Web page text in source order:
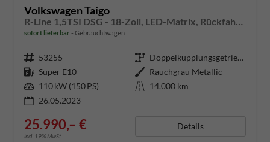
Volkswagen Taigo
R-Line 1,5TSI DSG - 18-Zoll, LED-Matrix, Rückfahrkamera, Ready2Discover
sofort lieferbar Gebrauchtwagen
Fahrzeugnummer 53255 Getriebe
Doppelkupplungsgetriebe (DSG)
Kraftstoff Super E10 Außenfarbe Rauchgrau Metallic
Leistung 110 kW (150 PS) Kilometerstand 14.000 km
26.05.2023
25.990,– €
incl. 19% MwSt.
Details